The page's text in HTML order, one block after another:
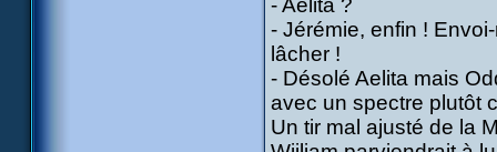
- Aelita ?
- Jérémie, enfin !
lâcher !
- Désolé Aelita mais
avec un spectre plutôt
Un tir mal ajusté de la